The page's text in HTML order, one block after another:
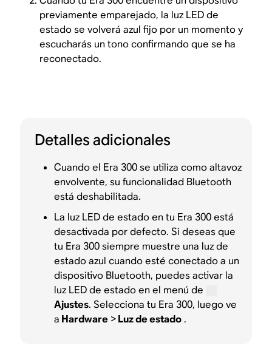
previamente emparejado, la luz LED de
estado se volverá azul fijo por un momento y
escucharás un tono confirmando que se ha
reconectado.
Detalles adicionales
Cuando el Era 300 se utiliza como altavoz
envolvente, su funcionalidad Bluetooth
está deshabilitada.
La luz LED de estado en tu Era 300 está
desactivada por defecto. Si deseas que
tu Era 300 siempre muestre una luz de
estado azul cuando esté conectado a un
dispositivo Bluetooth, puedes activar la
luz LED de estado en el menú de
Ajustes. Selecciona tu Era 300, luego ve
a Hardware >Luz de estado.